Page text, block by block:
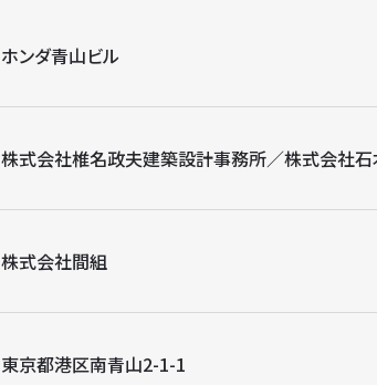
ホンダ青山ビル
株式会社椎名政夫建築設計事務所／株式会社
株式会社間組
東京都港区南青山2-1-1